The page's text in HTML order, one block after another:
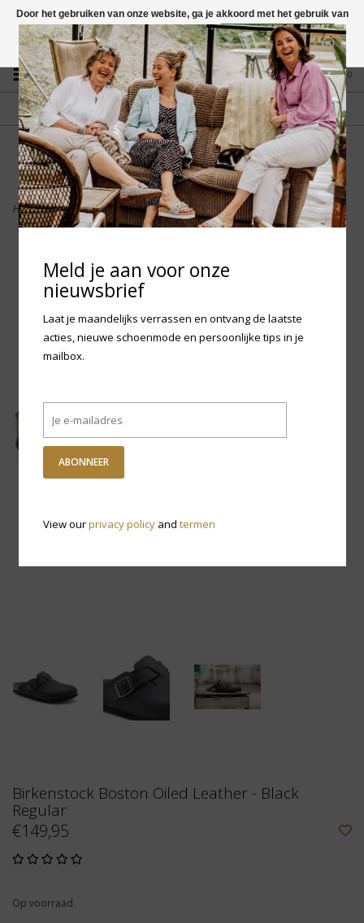
Vragen? App naar +31 58 250 1503
0
GRATIS VERZENDING NL
Vanaf € 75,-
FYSIEKE WINKEL
in Mantgum (frl)
fdad
Home>Birkenstock Boston Oiled Leather - Black Regular
Birkenstock Boston Oiled Leather - Black
Regular
€149,95
Op voorraad
Door het gebruiken van onze website, ga je akkoord met het gebruik van
cookies om onze website te verbeteren.
Dit bericht verbergen
Meer over cookies »
Meld je aan voor onze
nieuwsbrief
Laat je maandelijks verrassen en ontvang de laatste
acties, nieuwe schoenmode en persoonlijke tips in je
mailbox.
ABONNEER
View ourprivacy policyand termen